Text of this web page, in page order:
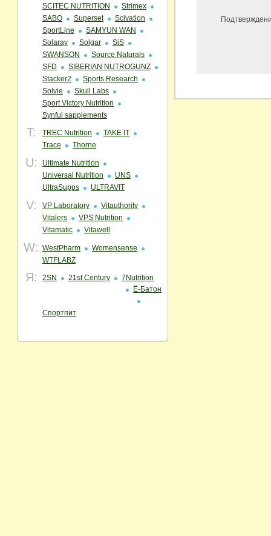
SCITEC NUTRITION
Strimex
SABO
Superset
Scivation
SportLine
SAMYUN WAN
Solaray
Solgar
SiS
SWANSON
Source Naturals
SFD
SIBERIAN NUTROGUNZ
Stacker2
Sports Research
Solvie
Skull Labs
Sport Victory Nutrition
Synful sapplements
T: TREC Nutrition
TAKE IT
Trace
Thorne
U:
Ultimate Nutrition
Universal Nutrition
UNS
UltraSupps
ULTRAVIT
V: VP Laboratory
Vitauthority
Vitalers
VPS Nutrition
Vitamatic
Vitawell
W: WestPharm
Womensense
WTFLABZ
Я: 2SN 21st Century
7Nutrition
Ё-Батон
Спортпит